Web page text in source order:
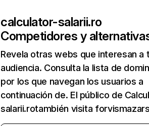
calculator-salarii.ro
Competidores y
Revela otras webs que interesan a
audiencia. Consulta la lista de
por los que navegan los usuarios a
continuación de. El público de
salarii.rotambién visita